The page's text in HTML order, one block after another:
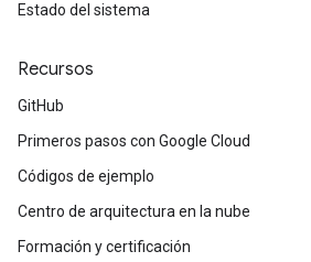
Estado del sistema
Recursos
GitHub
Primeros pasos con Google Cloud
Códigos de ejemplo
Centro de arquitectura en la nube
Formación y certificación